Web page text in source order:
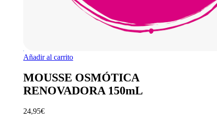
Añadir al carrito
MOUSSE OSMÓTICA
RENOVADORA 150mL
24,95€